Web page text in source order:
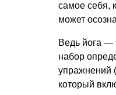
самое себя,
может
Ведь йога —
набор
упражнений
который